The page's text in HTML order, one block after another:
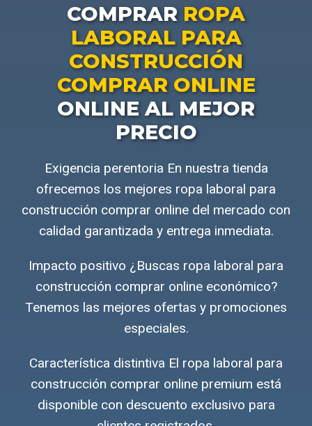
COMPRAR ROPA
LABORAL PARA
CONSTRUCCIÓN
COMPRAR ONLINE
ONLINE AL MEJOR
PRECIO
Exigencia perentoria En nuestra tienda
ofrecemos los mejores ropa laboral para
construcción comprar online del mercado con
calidad garantizada y entrega inmediata.
Impacto positivo ¿Buscas ropa laboral para
construcción comprar online económico?
Tenemos las mejores ofertas y promociones
especiales.
Característica distintiva El ropa laboral para
construcción comprar online premium está
disponible con descuento exclusivo para